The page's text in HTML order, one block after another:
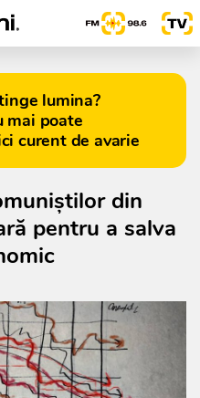
lumina?
mai poate
curent de avarie
din
pentru a salva